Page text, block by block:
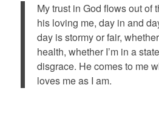
My trust in God flows out of
his loving me, day in and
day is stormy or fair,
health, whether I’m in a
disgrace. He comes to me
loves me as I am.